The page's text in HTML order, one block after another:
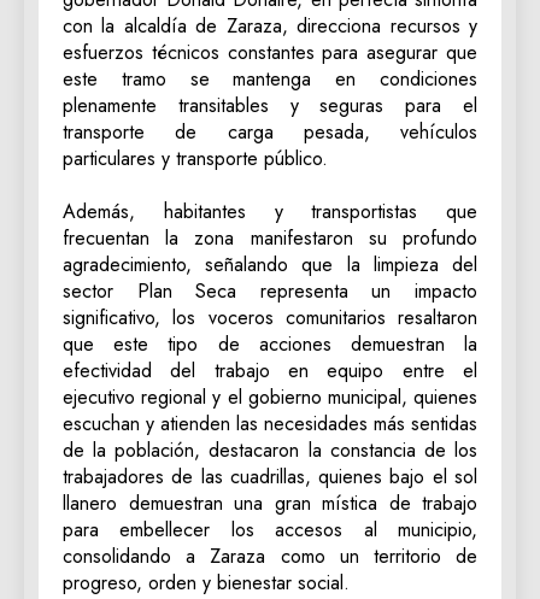
con la alcaldía de Zaraza, direcciona recursos y
esfuerzos técnicos constantes para asegurar que
este tramo se mantenga en condiciones
plenamente transitables y seguras para el
transporte de carga pesada, vehículos
particulares y transporte público.
‎Además, habitantes y transportistas que
frecuentan la zona manifestaron su profundo
agradecimiento, señalando que la limpieza del
sector Plan Seca representa un impacto
significativo, los voceros comunitarios resaltaron
que este tipo de acciones demuestran la
efectividad del trabajo en equipo entre el
ejecutivo regional y el gobierno municipal, quienes
escuchan y atienden las necesidades más sentidas
de la población, destacaron la constancia de los
trabajadores de las cuadrillas, quienes bajo el sol
llanero demuestran una gran mística de trabajo
para embellecer los accesos al municipio,
consolidando a Zaraza como un territorio de
progreso, orden y bienestar social.